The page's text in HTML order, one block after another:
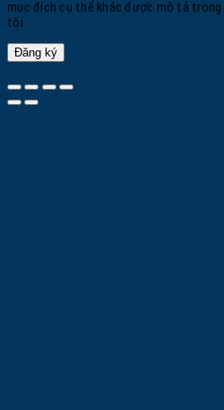
mục đích cụ thể khác được mô tả trong
tôi.
Đăng ký